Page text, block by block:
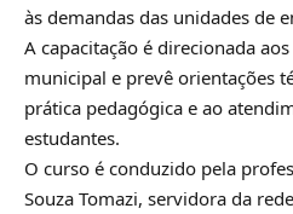
às demandas das unidades de
A capacitação é direcionada
municipal e prevê orientações
prática pedagógica e ao
estudantes.
O curso é conduzido pela
Souza Tomazi, servidora da